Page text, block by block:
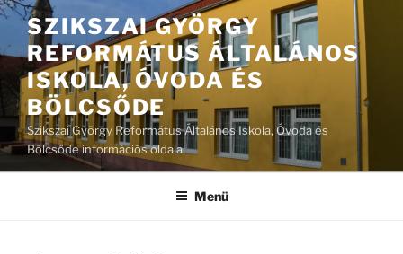
Tartalomhoz
SZIKSZAI GYÖRGY
REFORMÁTUS ÁLTALÁNOS
ISKOLA, ÓVODA ÉS
BÖLCSŐDE
Szikszai György Református Általános Iskola, Óvoda és
Bölcsőde információs oldala
Menü